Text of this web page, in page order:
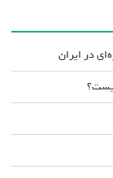
در ایران